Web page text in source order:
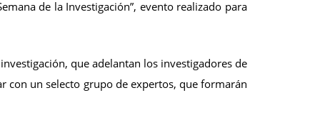
de la Investigación”, evento realizado para
que adelantan los investigadores de
con un selecto grupo de expertos, que formarán